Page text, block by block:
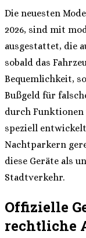
Die neuesten
2026, sind mit
ausgestattet, die
sobald das
Bequemlichkeit,
Bußgeld für
durch
speziell
Nachtparkern
diese Geräte als
Stadtverkehr.
Offizielle
rechtliche